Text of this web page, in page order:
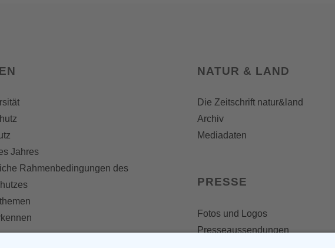
Jahres
Rahmenbedingungen des
NATUR & LAND
Die Zeitschrift natur&land
Archiv
Mediadaten
PRESSE
Fotos und Logos
Presseaussendungen